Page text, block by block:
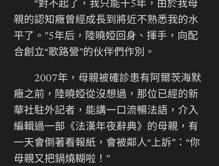
“對不起了，我只能干5年，由於我母
親的認知癥曾經成長到將近不熟悉我的水
平了。”5年后，陸曉婭回身、揮手，向配
合創立“歌路營”的伙伴們作別。
2007年，母親被確診患有阿爾茨海默
癥之前，陸曉婭從沒想過，那位已經的新
華社駐外記者，能講一口流暢法語，介入
編輯過一部《法漢年夜辭典》的母親，有
一天會倒著看報紙，會被鄰人“上訴”：“你
母親又把鍋燒糊啦！”